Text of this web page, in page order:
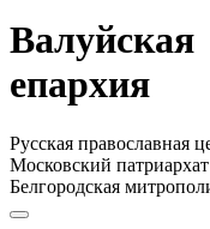
Валуйская
епархия
Русская православная
Московский патриархат
Белгородская